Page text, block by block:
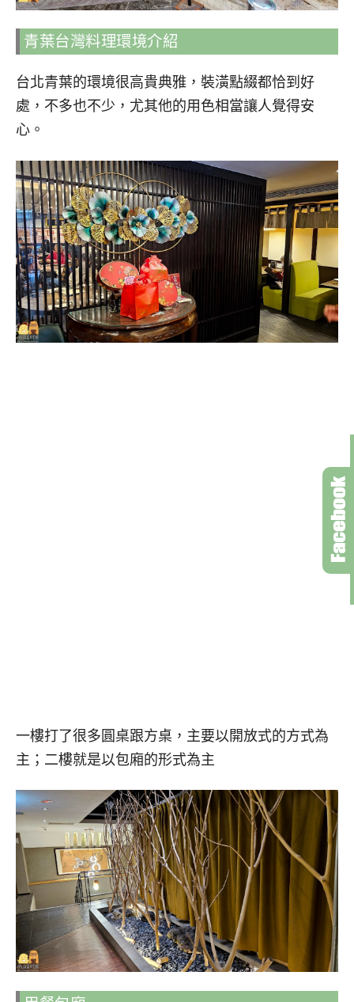
青葉台灣料理環境介紹
台北青葉的環境很高貴典雅，裝潢點綴都恰到好
處，不多也不少，尤其他的用色相當讓人覺得安
心。
一樓打了很多圓桌跟方桌，主要以開放式的方式為
主；二樓就是以包廂的形式為主